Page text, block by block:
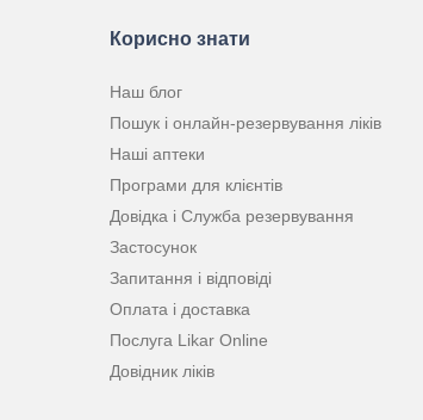
Корисно знати
Наш блог
Пошук і онлайн-резервування ліків
Наші аптеки
Програми для клієнтів
Довідка і Служба резервування
Застосунок
Запитання і відповіді
Оплата і доставка
Послуга Likar Online
Довідник ліків